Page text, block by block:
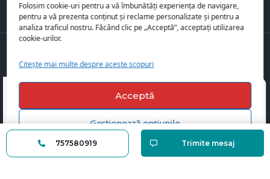
Folosim cookie-uri pentru a vă îmbunătăți experiența de navigare,
pentru a vă prezenta conținut și reclame personalizate și pentru a
analiza traficul nostru. Făcând clic pe „Acceptă”, acceptați utilizarea
cookie-urilor.
Citește mai multe despre aceste scopuri
Acceptă
Gestionează opțiunile
757580919 Trimite mesaj